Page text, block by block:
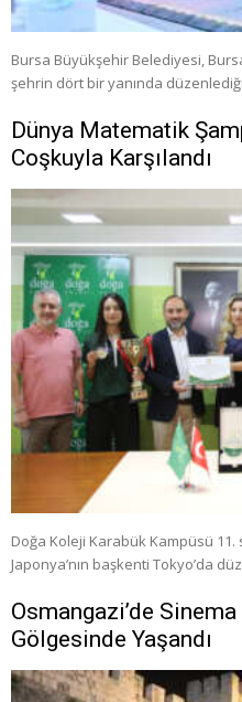
Bursa Büyükşehir Belediyesi,
şehrin dört bir yanında
Dünya Matematik
Coşkuyla Karşılandı
Doğa Koleji Karabük Kampüsü 11.
Japonya’nın başkenti Tokyo’da
Osmangazi’de
Gölgesinde Yaşandı